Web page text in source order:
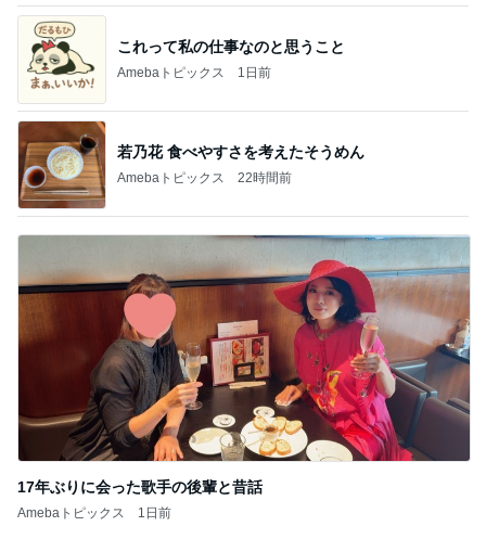
これって私の仕事なのと思うこと
Amebaトピックス 1日前
若乃花 食べやすさを考えたそうめん
Amebaトピックス 22時間前
17年ぶりに会った歌手の後輩と昔話
Amebaトピックス 1日前